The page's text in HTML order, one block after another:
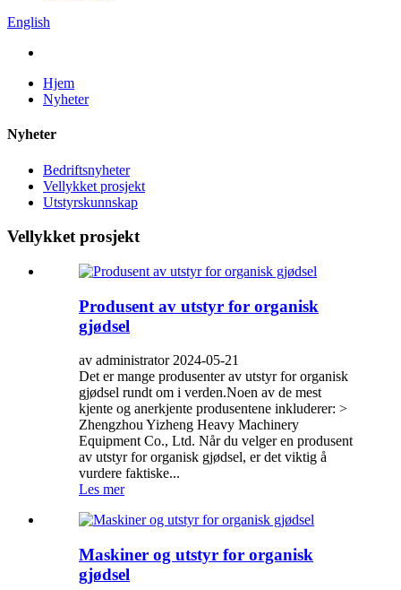
English
Hjem
Nyheter
Nyheter
Bedriftsnyheter
Vellykket prosjekt
Utstyrskunnskap
Vellykket prosjekt
Produsent av utstyr for organisk
gjødsel
av administrator 2024-05-21
Det er mange produsenter av utstyr for organisk
gjødsel rundt om i verden.Noen av de mest
kjente og anerkjente produsentene inkluderer: >
Zhengzhou Yizheng Heavy Machinery
Equipment Co., Ltd. Når du velger en produsent
av utstyr for organisk gjødsel, er det viktig å
vurdere faktiske...
Les mer
Maskiner og utstyr for organisk
gjødsel